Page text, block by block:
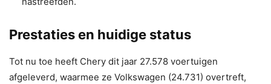
Prestaties en huidige status
Tot nu toe heeft Chery dit jaar 27.578 voertuigen
afgeleverd, waarmee ze Volkswagen (24.731) overtreft,